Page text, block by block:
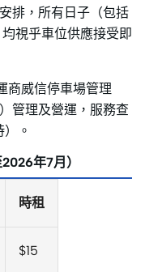
排，所有日子（包括
視乎車位供應接受即
商威信停車場管理
管理及營運，服務查
。
年7月）
時租
$15